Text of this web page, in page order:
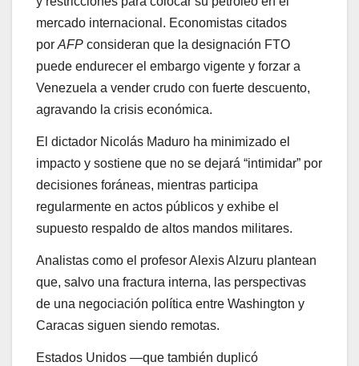
mercado internacional. Economistas citados
por AFP consideran que la designación FTO
puede endurecer el embargo vigente y forzar a
Venezuela a vender crudo con fuerte descuento,
agravando la crisis económica.
El dictador Nicolás Maduro ha minimizado el
impacto y sostiene que no se dejará “intimidar” por
decisiones foráneas, mientras participa
regularmente en actos públicos y exhibe el
supuesto respaldo de altos mandos militares.
Analistas como el profesor Alexis Alzuru plantean
que, salvo una fractura interna, las perspectivas
de una negociación política entre Washington y
Caracas siguen siendo remotas.
Estados Unidos —que también duplicó